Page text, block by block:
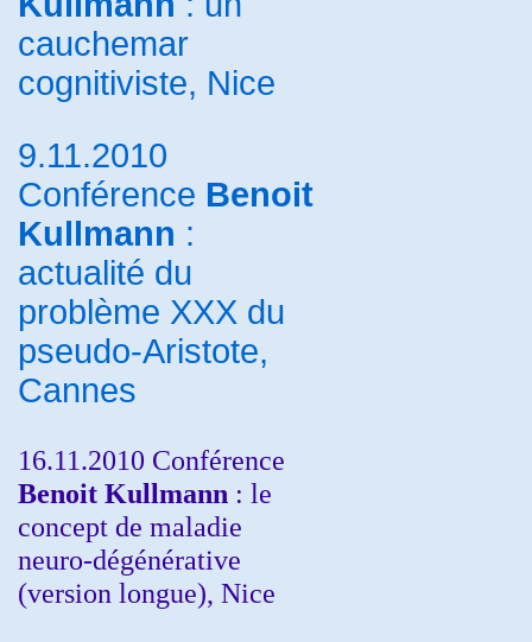
cauchemar
cognitiviste, Nice
9.11.2010
Conférence Benoit
Kullmann :
actualité du
problème XXX du
pseudo-Aristote,
Cannes
16.11.2010 Conférence
Benoit Kullmann : le
concept de maladie
neuro-dégénérative
(version longue), Nice